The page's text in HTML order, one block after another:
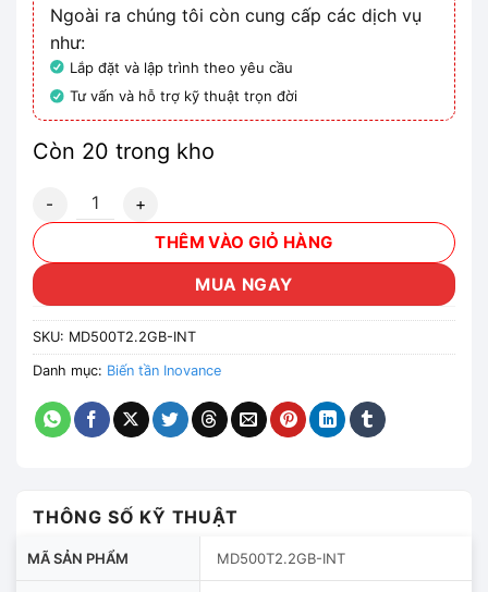
Ngoài ra chúng tôi còn cung cấp các dịch vụ
như:
Lắp đặt và lập trình theo yêu cầu
Tư vấn và hỗ trợ kỹ thuật trọn đời
Còn 20 trong kho
Biến tần Inovance MD500T2.2GB-INT 2.2kW 3 Pha 380V
THÊM VÀO GIỎ HÀNG
MUA NGAY
SKU: MD500T2.2GB-INT
Danh mục: Biến tần Inovance
THÔNG SỐ KỸ THUẬT
MÃ SẢN PHẨM MD500T2.2GB-INT